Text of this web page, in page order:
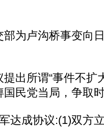
为卢沟桥事变向
所谓“事件不扩
民党当局，争取
成协议:(1)双方